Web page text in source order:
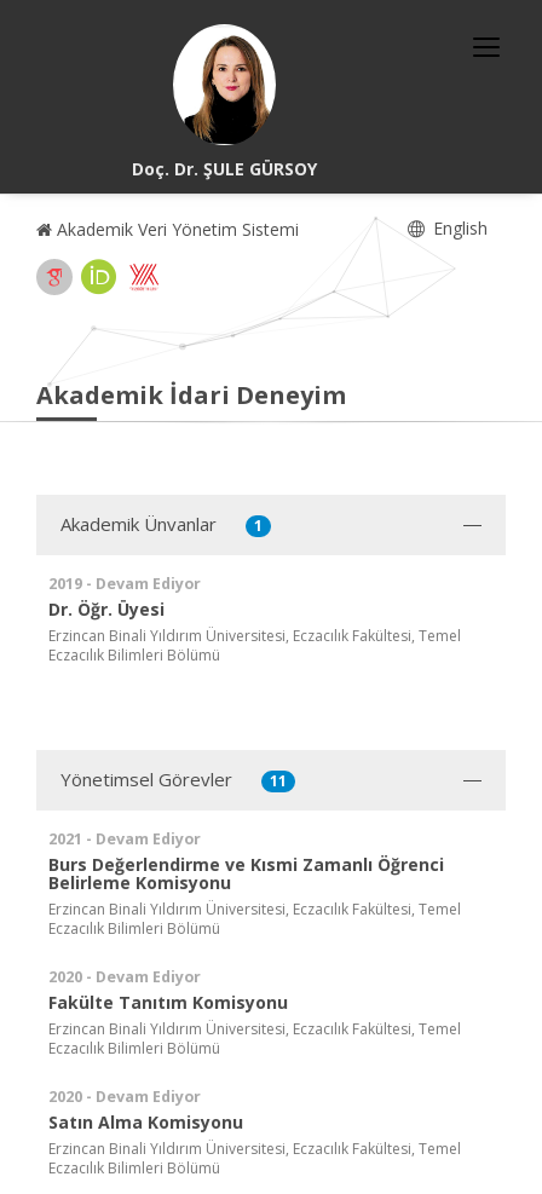
Doç. Dr. ŞULE GÜRSOY
Akademik Veri Yönetim Sistemi English
Akademik İdari Deneyim
Akademik Ünvanlar 1
2019 - Devam Ediyor
Dr. Öğr. Üyesi
Erzincan Binali Yıldırım Üniversitesi, Eczacılık Fakültesi, Temel
Eczacılık Bilimleri Bölümü
Yönetimsel Görevler 11
2021 - Devam Ediyor
Burs Değerlendirme ve Kısmi Zamanlı Öğrenci
Belirleme Komisyonu
Erzincan Binali Yıldırım Üniversitesi, Eczacılık Fakültesi, Temel
Eczacılık Bilimleri Bölümü
2020 - Devam Ediyor
Fakülte Tanıtım Komisyonu
Erzincan Binali Yıldırım Üniversitesi, Eczacılık Fakültesi, Temel
Eczacılık Bilimleri Bölümü
2020 - Devam Ediyor
Satın Alma Komisyonu
Erzincan Binali Yıldırım Üniversitesi, Eczacılık Fakültesi, Temel
Eczacılık Bilimleri Bölümü